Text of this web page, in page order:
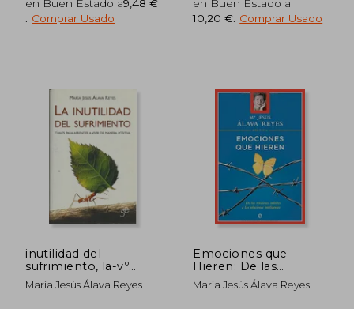
dcto. 7,99 €
en Buen Estado a9,48 €
Comprar Usado
en Buen Estado a
10,20 € Comprar Usado
inutilidad del
sufrimiento, la-vº
aniversario
María Jesús Álava Reyes
Emociones que
Hieren: De las
Tensiones Inútiles a
las Relaciones
María Jesús Álava Reyes